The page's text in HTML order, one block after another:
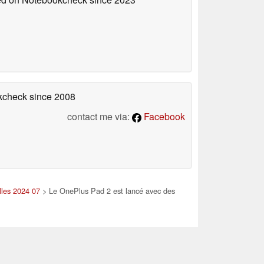
since 2008
contact me via:
Facebook
2024 07 > Le OnePlus Pad 2 est lancé avec des